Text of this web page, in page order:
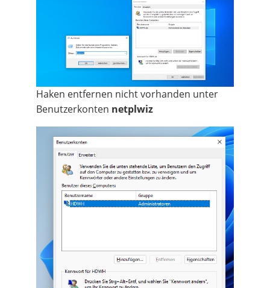
Haken entfernen nicht vorhanden unter
Benutzerkonten netplwiz